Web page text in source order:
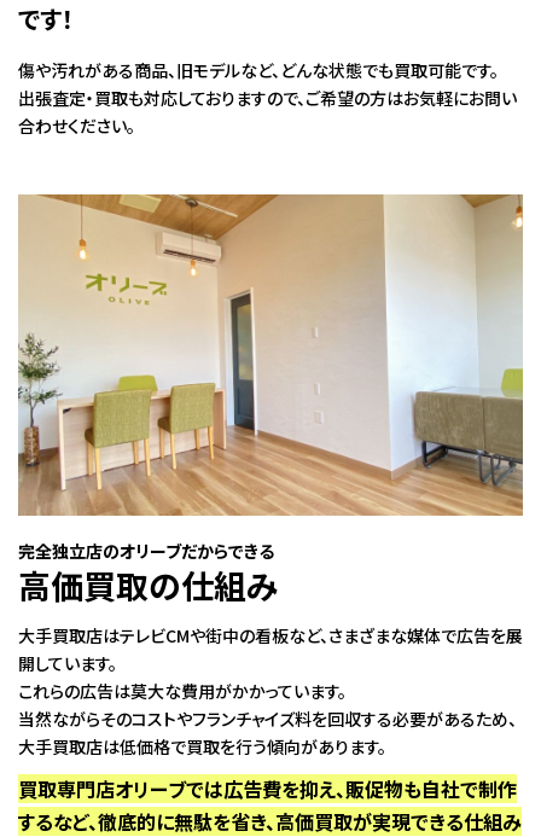
です！
傷や汚れがある商品、旧モデルなど、どんな状態でも買取可能です。
出張査定・買取も対応しておりますので、ご希望の方はお気軽にお問い
合わせください。
完全独立店のオリーブだからできる
高価買取の仕組み
大手買取店はテレビCMや街中の看板など、さまざまな媒体で広告を展
開しています。
これらの広告は莫大な費用がかかっています。
当然ながらそのコストやフランチャイズ料を回収する必要があるため、
大手買取店は低価格で買取を行う傾向があります。
買取専門店オリーブでは広告費を抑え、販促物も自社で制作
するなど、徹底的に無駄を省き、高価買取が実現できる仕組み